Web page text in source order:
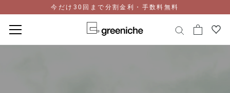
今だけ30回まで分割金利・手数料無料